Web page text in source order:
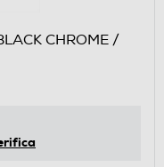
CHROME /